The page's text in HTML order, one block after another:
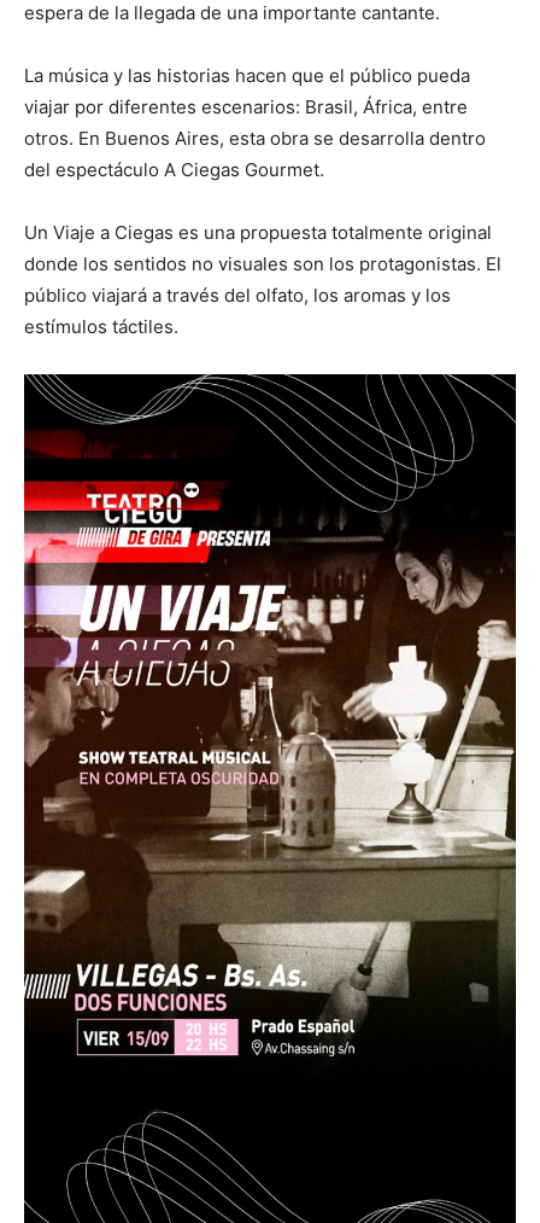
espera de la llegada de una importante cantante.
La música y las historias hacen que el público pueda
viajar por diferentes escenarios: Brasil, África, entre
otros. En Buenos Aires, esta obra se desarrolla dentro
del espectáculo A Ciegas Gourmet.
Un Viaje a Ciegas es una propuesta totalmente original
donde los sentidos no visuales son los protagonistas. El
público viajará a través del olfato, los aromas y los
estímulos táctiles.